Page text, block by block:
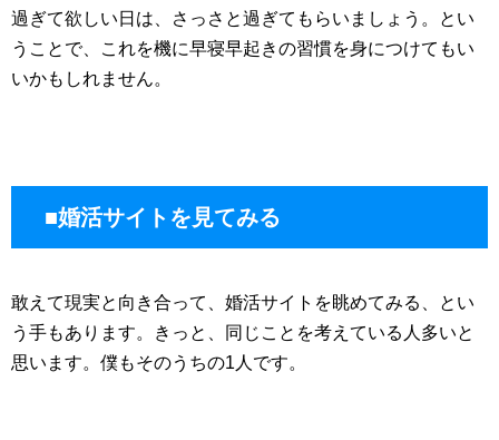
過ぎて欲しい日は、さっさと過ぎてもらいましょう。とい
うことで、これを機に早寝早起きの習慣を身につけてもい
いかもしれません。
■婚活サイトを見てみる
敢えて現実と向き合って、婚活サイトを眺めてみる、とい
う手もあります。きっと、同じことを考えている人多いと
思います。僕もそのうちの1人です。